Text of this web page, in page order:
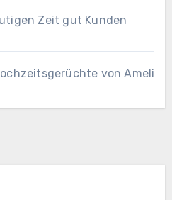
Zeit gut Kunden
von Ameli